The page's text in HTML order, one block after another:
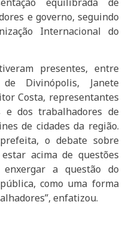
e governo, seguindo
Internacional do
presentes, entre
Divinópolis, Janete
Costa, representantes
e dos trabalhadores de
de cidades da região.
o debate sobre
acima de questões
enxergar a questão do
como uma forma
enfatizou.